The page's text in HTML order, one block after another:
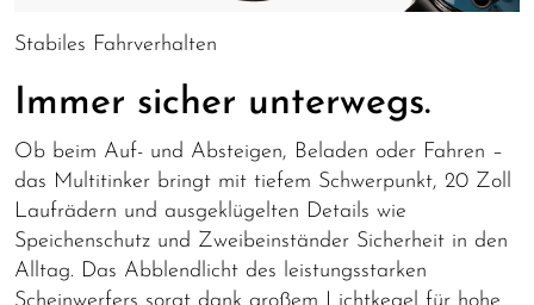
Stabiles Fahrverhalten
Immer sicher unterwegs.
Ob beim Auf- und Absteigen, Beladen oder Fahren –
das Multitinker bringt mit tiefem Schwerpunkt, 20 Zoll
Laufrädern und ausgeklügelten Details wie
Speichenschutz und Zweibeinständer Sicherheit in den
Alltag. Das Abblendlicht des leistungsstarken